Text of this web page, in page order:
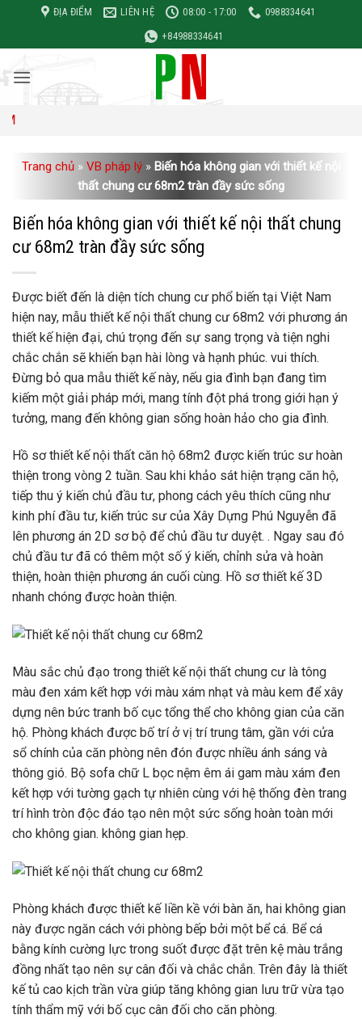
nội
dung
ĐỊA ĐIỂM LIÊN HỆ 08:00 - 17:00
0988334641
+84988334641
Trang chủ » VB pháp lý » Biến hóa không gian với thiết kế nội
thất chung cư 68m2 tràn đầy sức sống
Biến hóa không gian với thiết kế nội thất chung
cư 68m2 tràn đầy sức sống
Được biết đến là diện tích chung cư phổ biến tại Việt Nam
hiện nay, mẫu thiết kế nội thất chung cư 68m2 với phương án
thiết kế hiện đại, chú trọng đến sự sang trọng và tiện nghi
chắc chắn sẽ khiến bạn hài lòng và hạnh phúc. vui thích.
Đừng bỏ qua mẫu thiết kế này, nếu gia đình bạn đang tìm
kiếm một giải pháp mới, mang tính đột phá trong giới hạn ý
tưởng, mang đến không gian sống hoàn hảo cho gia đình.
Hồ sơ thiết kế nội thất căn hộ 68m2 được kiến ​​trúc sư hoàn
thiện trong vòng 2 tuần. Sau khi khảo sát hiện trạng căn hộ,
tiếp thu ý kiến ​​chủ đầu tư, phong cách yêu thích cũng như
kinh phí đầu tư, kiến ​​trúc sư của Xây Dựng Phú Nguyễn đã
lên phương án 2D sơ bộ để chủ đầu tư duyệt. . Ngay sau đó
chủ đầu tư đã có thêm một số ý kiến, chỉnh sửa và hoàn
thiện, hoàn thiện phương án cuối cùng. Hồ sơ thiết kế 3D
nhanh chóng được hoàn thiện.
Màu sắc chủ đạo trong thiết kế nội thất chung cư là tông
màu đen xám kết hợp với màu xám nhạt và màu kem để xây
dựng nên bức tranh bố cục tổng thể cho không gian của căn
hộ. Phòng khách được bố trí ở vị trí trung tâm, gần với cửa
sổ chính của căn phòng nên đón được nhiều ánh sáng và
thông gió. Bộ sofa chữ L bọc nệm êm ái gam màu xám đen
kết hợp với tường gạch tự nhiên cùng với hệ thống đèn trang
trí hình tròn độc đáo tạo nên một sức sống hoàn toàn mới
cho không gian. không gian hẹp.
Phòng khách được thiết kế liền kề với bàn ăn, hai không gian
này được ngăn cách với phòng bếp bởi một bể cá. Bể cá
bằng kính cường lực trong suốt được đặt trên kệ màu trắng
đồng nhất tạo nên sự cân đối và chắc chắn. Trên đây là thiết
kế tủ cao kịch trần vừa giúp tăng không gian lưu trữ vừa tạo
tính thẩm mỹ với bố cục cân đối cho căn phòng.